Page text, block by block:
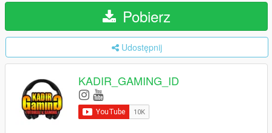
Pobierz
Udostępnij
KADIR_GAMING_ID